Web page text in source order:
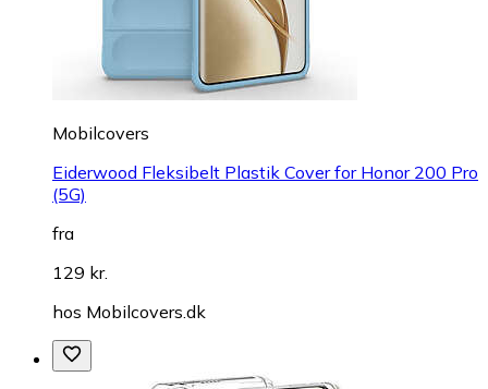
Mobilcovers
Eiderwood Fleksibelt Plastik Cover for Honor 200 Pro
(5G)
fra
129 kr.
hos Mobilcovers.dk